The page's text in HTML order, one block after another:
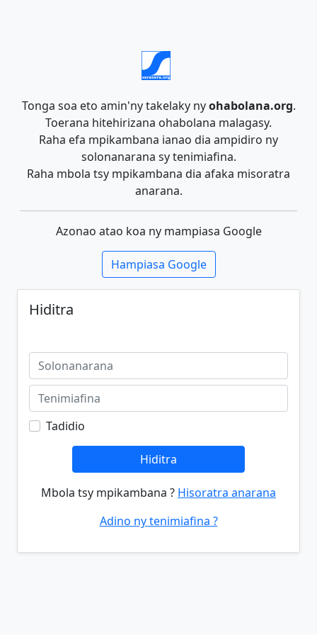
Tonga soa eto amin'ny takelaky nyohabolana.org.
Toerana hitehirizana ohabolana malagasy.
Raha efa mpikambana ianao dia ampidiro ny
solonanarana sy tenimiafina.
Raha mbola tsy mpikambana dia afaka misoratra
anarana.
Azonao atao koa ny mampiasa Google
Hampiasa Google
Hiditra
Tadidio
Hiditra
Mbola tsy mpikambana ? Hisoratra anarana
Adino ny tenimiafina ?